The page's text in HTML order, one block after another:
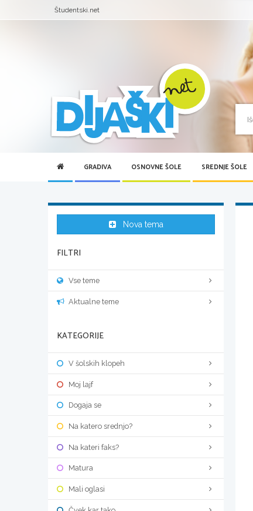
Študentski.net
GRADIVA OSNOVNE ŠOLE SREDNJE ŠOLE
Nova tema
FILTRI
Vse teme
Aktualne teme
KATEGORIJE
V šolskih klopeh
Moj lajf
Dogaja se
Na katero srednjo?
Na kateri faks?
Matura
Mali oglasi